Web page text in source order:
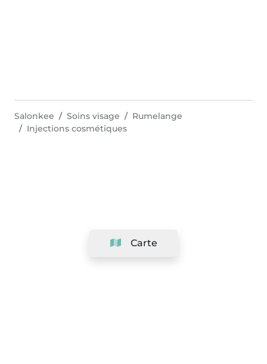
Carte
Salonkee Soins visage
Rumelange
Injections cosmétiques